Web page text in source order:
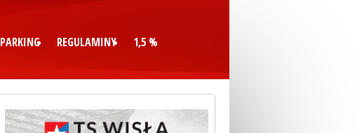
PARKING REGULAMINY
1,5 %